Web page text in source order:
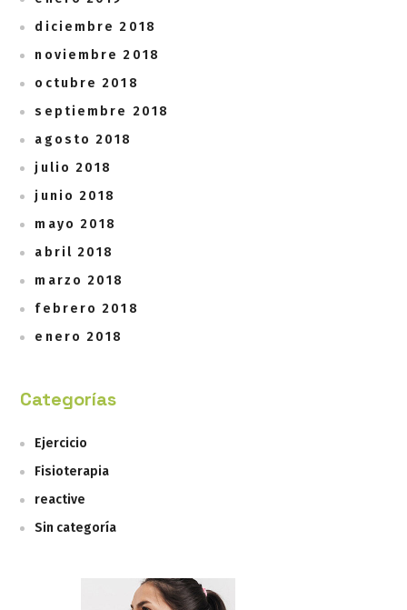
diciembre 2018
noviembre 2018
octubre 2018
septiembre 2018
agosto 2018
julio 2018
junio 2018
mayo 2018
abril 2018
marzo 2018
febrero 2018
enero 2018
Categorías
Ejercicio
Fisioterapia
reactive
Sin categoría